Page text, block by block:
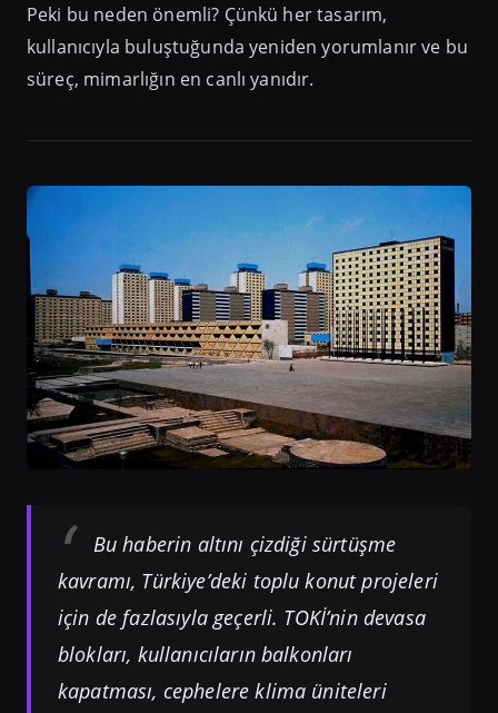
Peki bu neden önemli? Çünkü her tasarım,
kullanıcıyla buluştuğunda yeniden yorumlanır ve bu
süreç, mimarlığın en canlı yanıdır.
Bu haberin altını çizdiği sürtüşme
kavramı, Türkiye’deki toplu konut projeleri
için de fazlasıyla geçerli. TOKİ’nin devasa
blokları, kullanıcıların balkonları
kapatması, cephelere klima üniteleri